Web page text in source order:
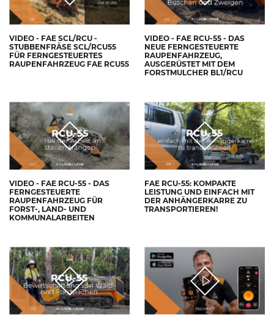
VIDEO - FAE SCL/RCU -
STUBBENFRÄSE SCL/RCU55
FÜR FERNGESTEUERTES
RAUPENFAHRZEUG FAE RCU55
VIDEO - FAE RCU-55 - DAS
NEUE FERNGESTEUERTE
RAUPENFAHRZEUG,
AUSGERÜSTET MIT DEM
FORSTMULCHER BL1/RCU
VIDEO - FAE RCU-55 - DAS
FERNGESTEUERTE
RAUPENFAHRZEUG FÜR
FORST-, LAND- UND
KOMMUNALARBEITEN
FAE RCU-55: KOMPAKTE
LEISTUNG UND EINFACH MIT
DER ANHÄNGERKARRE ZU
TRANSPORTIEREN!